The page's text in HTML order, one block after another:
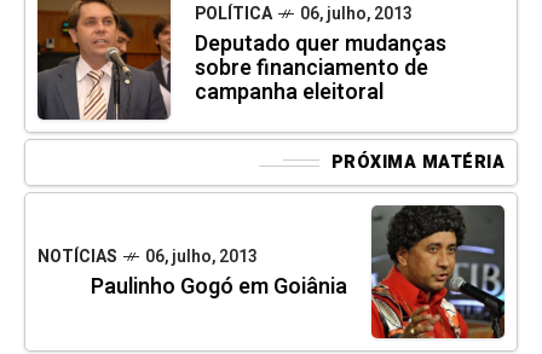
POLÍTICA 06, julho, 2013
Deputado quer mudanças
sobre financiamento de
campanha eleitoral
PRÓXIMA MATÉRIA
NOTÍCIAS 06, julho, 2013
Paulinho Gogó em Goiânia